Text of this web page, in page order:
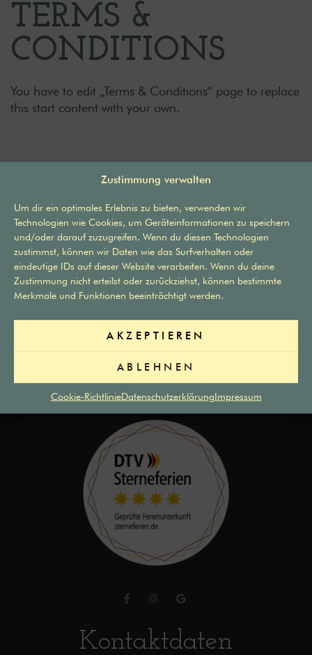
Zustimmung verwalten
Um dir ein optimales Erlebnis zu bieten, verwenden wir
Technologien wie Cookies, um Geräteinformationen zu speichern
und/oder darauf zuzugreifen. Wenn du diesen Technologien
zustimmst, können wir Daten wie das Surfverhalten oder
eindeutige IDs auf dieser Website verarbeiten. Wenn du deine
Zustimmung nicht erteilst oder zurückziehst, können bestimmte
Merkmale und Funktionen beeinträchtigt werden.
AKZEPTIEREN
ABLEHNEN
Cookie-RichtlinieDatenschutzerklärungImpressum
TERMS &
CONDITIONS
You have to edit „Terms & Conditions“ page to replace
this start content with your own.
Nützliche Links
Wohnung Riesling und Dornfelder
Wohnung Spätburgunder
FAQs
AGBs
Datenschutzerklärung
Kontaktdaten